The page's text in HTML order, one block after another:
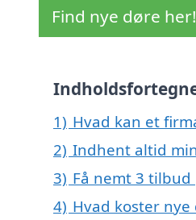
Find nye døre her!
1) Hvad kan et
2) Indhent altid
3) Få nemt 3
4) Hvad koster